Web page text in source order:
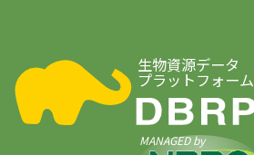
生物資源データ
プラットフォーム
MANAGED by